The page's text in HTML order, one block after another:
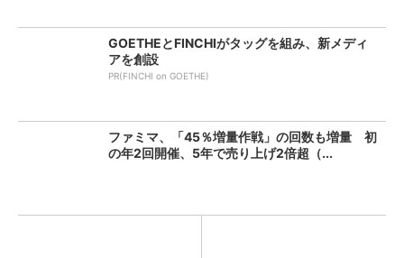
GOETHEとFINCHIがタッグを組み、新メディ
アを創設
PR(FINCHI on GOETHE)
ファミマ、「45％増量作戦」の回数も増量 初
の年2回開催、5年で売り上げ2倍超（...